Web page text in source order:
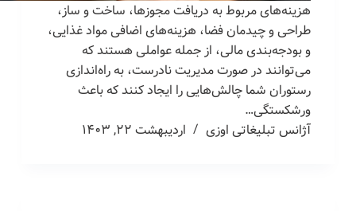
هزینه‌های مربوط به دریافت مجوزها، ساخت و ساز،
طراحی و چیدمان فضا، هزینه‌های اضافی مواد غذایی،
و بودجه‌بندی مالی، از جمله عواملی هستند که
می‌توانند در صورت مدیریت نادرست، به راه‌اندازی
رستوران شما چالش‌هایی را ایجاد کنند که باعث
ورشکستگی…
آژانس تبلیغاتی اوزی
اردیبهشت ۲۲, ۱۴۰۳